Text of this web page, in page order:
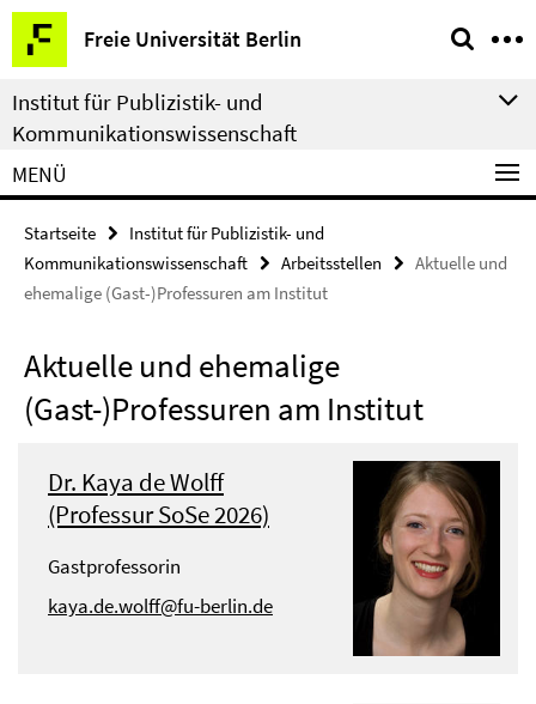
Springe
direkt
zu
Inhalt
Freie Universität Berlin
Service-
Navigation
Institut für Publizistik- und
Kommunikationswissenschaft
MENÜ
Startseite
Institut für Publizistik- und
Kommunikationswissenschaft
Arbeitsstellen
Aktuelle und
ehemalige (Gast-)Professuren am Institut
Aktuelle und ehemalige
(Gast-)Professuren am Institut
Dr. Kaya de Wolff
(Professur SoSe 2026)
Gastprofessorin
kaya.de.wolff@fu-berlin.de